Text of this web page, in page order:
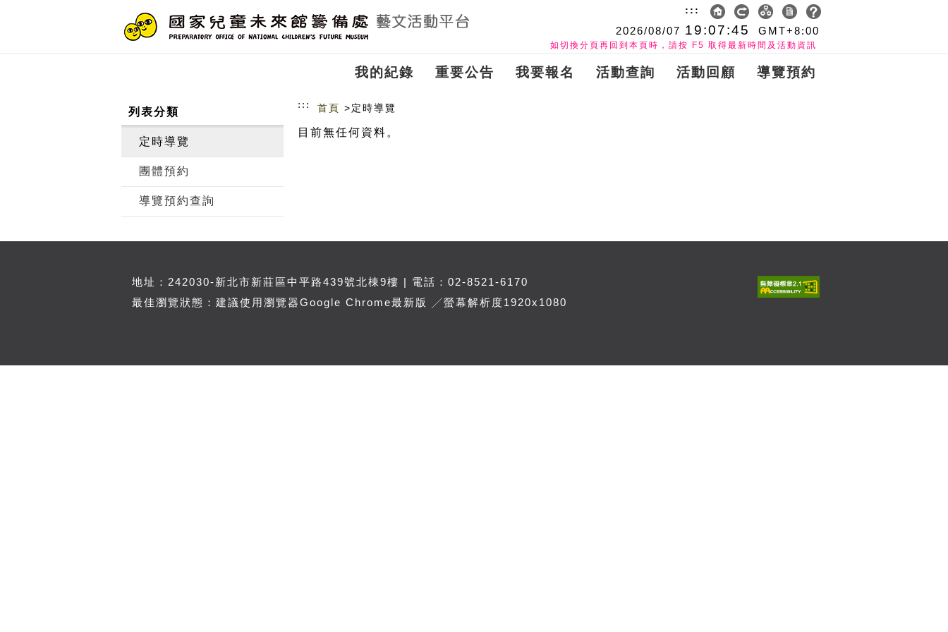
前往首頁
:::
2026/08/07 19:07:45 GMT+8:00
如切換分頁再回到本頁時，請按 F5 取得最新時間及活動資訊
我的紀錄 重要公告 我要報名 活動查詢 活動回顧 導覽預約
列表分類
定時導覽
團體預約
導覽預約查詢
::: 首頁 >定時導覽
目前無任何資料。
地址：242030-新北市新莊區中平路439號北棟9樓 | 電話：02-8521-6170
最佳瀏覽狀態：建議使用瀏覽器Google Chrome最新版 ╱螢幕解析度1920x1080